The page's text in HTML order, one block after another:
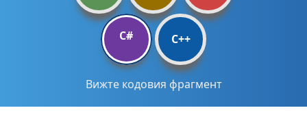
C# C++
Вижте кодовия фрагмент